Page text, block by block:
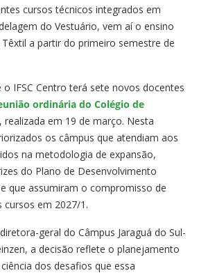
cursos técnicos integrados em
do Vestuário, vem aí o ensino
a partir do primeiro semestre de
o IFSC Centro terá sete novos docentes
ordinária do Colégio de
realizada em 19 de março. Nesta
os câmpus que atendiam aos
na metodologia de expansão,
do Plano de Desenvolvimento
que assumiram o compromisso de
em 2027/1.
geral do Câmpus Jaraguá do Sul-
a decisão reflete o planejamento
dos desafios que essa